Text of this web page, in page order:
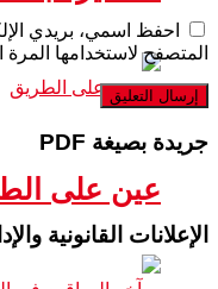
عين على
احفظ اسمي، بريدي
المتصفح لاستخدامها
جريدة بصيغة PDF
الإعلانات القانونية